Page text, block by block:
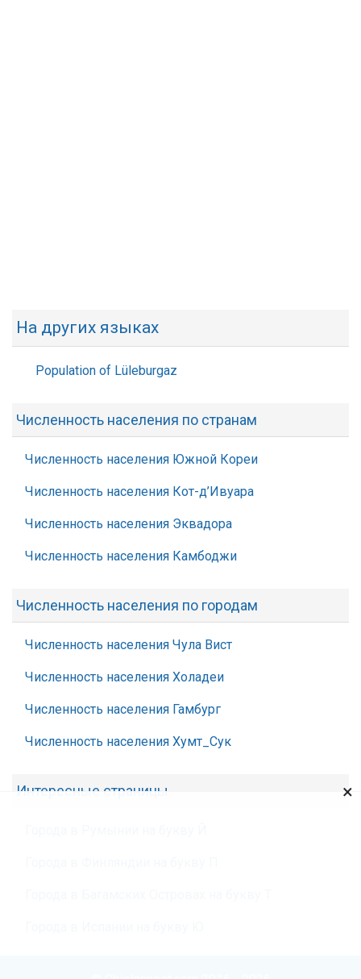
На других языках
Population of Lüleburgaz
Численность населения по странам
Численность населения Южной Кореи
Численность населения Кот-д’Ивуара
Численность населения Эквадора
Численность населения Камбоджи
Численность населения по городам
Численность населения Чула Вист
Численность населения Холадеи
Численность населения Гамбург
Численность населения Хумт_Сук
Интересные страницы ×